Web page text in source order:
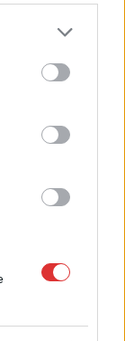
more Google
may click to
party tags to
below Google